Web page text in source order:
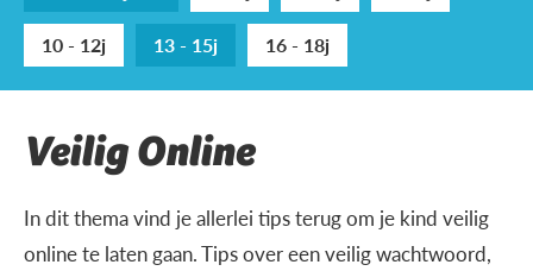
10 - 12j
13 - 15j 16 - 18j
Veilig Online
In dit thema vind je allerlei tips terug om je kind veilig
online te laten gaan. Tips over een veilig wachtwoord,